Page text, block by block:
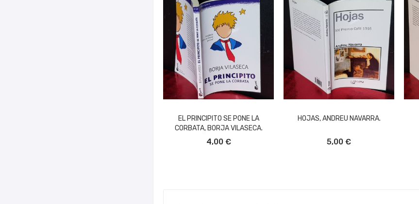
EL PRINCIPITO SE PONE LA
CORBATA, BORJA VILASECA.
4,00 €
HOJAS, ANDREU NAVARRA.
5,00 €